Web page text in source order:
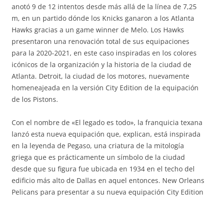
anotó 9 de 12 intentos desde más allá de la línea de 7,25
m, en un partido dónde los Knicks ganaron a los Atlanta
Hawks gracias a un game winner de Melo. Los Hawks
presentaron una renovación total de sus equipaciones
para la 2020-2021, en este caso inspiradas en los colores
icónicos de la organización y la historia de la ciudad de
Atlanta. Detroit, la ciudad de los motores, nuevamente
homeneajeada en la versión City Edition de la equipación
de los Pistons.
Con el nombre de «El legado es todo», la franquicia texana
lanzó esta nueva equipación que, explican, está inspirada
en la leyenda de Pegaso, una criatura de la mitología
griega que es prácticamente un símbolo de la ciudad
desde que su figura fue ubicada en 1934 en el techo del
edificio más alto de Dallas en aquel entonces. New Orleans
Pelicans para presentar a su nueva equipación City Edition